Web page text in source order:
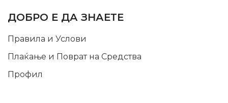
ДОБРО Е ДА ЗНАЕТЕ
Правила и Услови
Плаќање и Поврат на Средства
Профил